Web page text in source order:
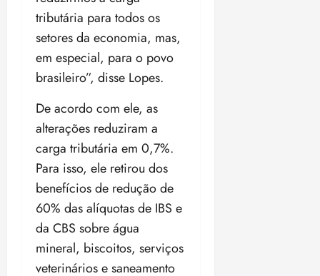
tributária para todos os
setores da economia, mas,
em especial, para o povo
brasileiro”, disse Lopes.
De acordo com ele, as
alterações reduziram a
carga tributária em 0,7%.
Para isso, ele retirou dos
benefícios de redução de
60% das alíquotas de IBS e
da CBS sobre água
mineral, biscoitos, serviços
veterinários e saneamento